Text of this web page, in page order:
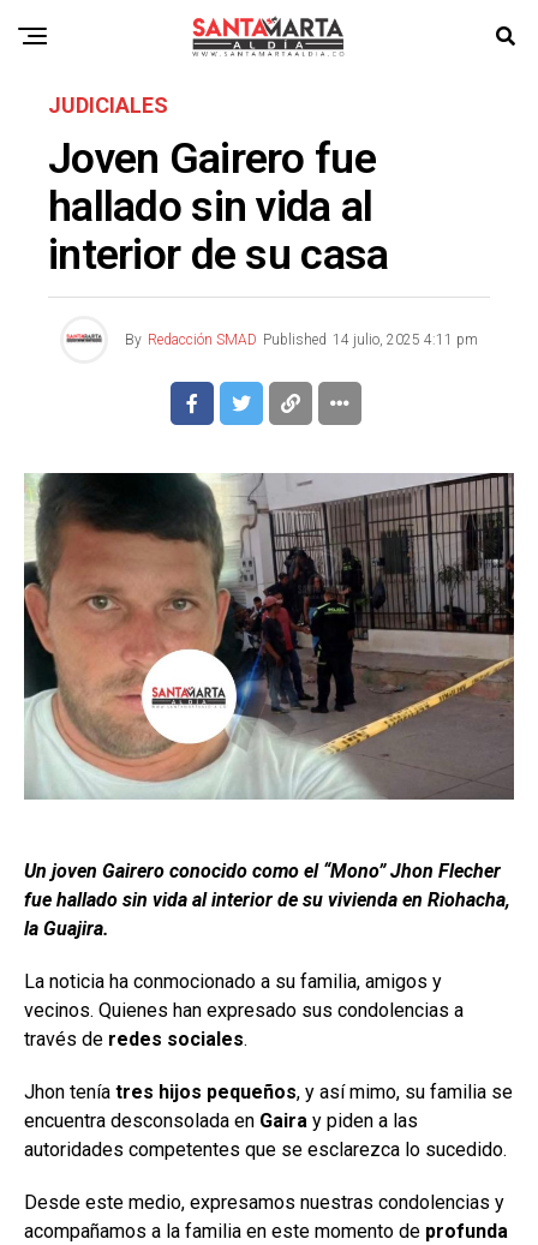
JUDICIALES
Joven Gairero fue
hallado sin vida al
interior de su casa
By Redacción SMAD Published 14 julio, 2025 4:11 pm
Un joven Gairero conocido como el “Mono” Jhon Flecher
fue hallado sin vida al interior de su vivienda en Riohacha,
la Guajira.
La noticia ha conmocionado a su familia, amigos y
vecinos. Quienes han expresado sus condolencias a
través de redes sociales.
Jhon tenía tres hijos pequeños, y así mimo, su familia se
encuentra desconsolada en Gaira y piden a las
autoridades competentes que se esclarezca lo sucedido.
Desde este medio, expresamos nuestras condolencias y
acompañamos a la familia en este momento de profunda